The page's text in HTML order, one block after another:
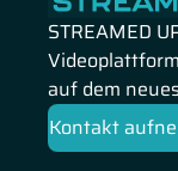
STREAMED
auf dem
Kontakt